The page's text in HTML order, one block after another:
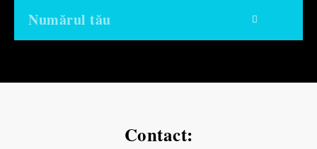
Contact: